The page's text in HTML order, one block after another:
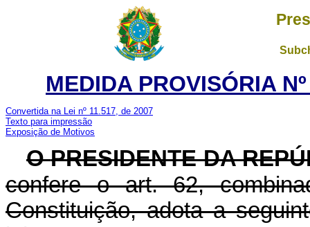
MEDIDA PROVISÓRIA
Convertida na Lei nº 11.517, de 2007
Texto para impressão
Exposição de Motivos
O PRESIDENTE DA
confere o art. 62,
Constituição, adota a